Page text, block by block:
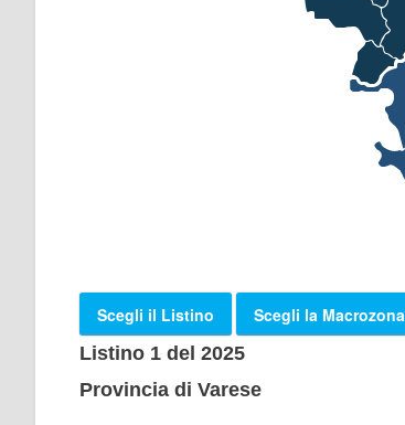
Scegli il Listino
Scegli la Macrozona
Listino 1 del 2025
Provincia di Varese